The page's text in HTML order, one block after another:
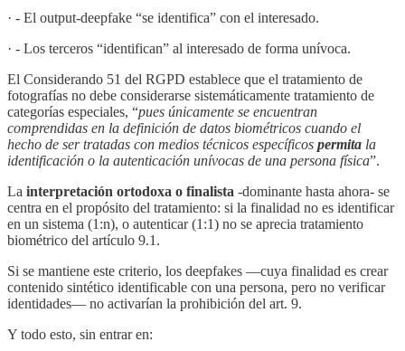
· - El output-deepfake “se identifica” con el interesado.
· - Los terceros “identifican” al interesado de forma unívoca.
El Considerando 51 del RGPD establece que el tratamiento de
fotografías no debe considerarse sistemáticamente tratamiento de
categorías especiales, “pues únicamente se encuentran
comprendidas en la definición de datos biométricos cuando el
hecho de ser tratadas con medios técnicos específicos permita la
identificación o la autenticación unívocas de una persona física”.
La interpretación ortodoxa o finalista -dominante hasta ahora- se
centra en el propósito del tratamiento: si la finalidad no es identificar
en un sistema (1:n), o autenticar (1:1) no se aprecia tratamiento
biométrico del artículo 9.1.
Si se mantiene este criterio, los deepfakes —cuya finalidad es crear
contenido sintético identificable con una persona, pero no verificar
identidades— no activarían la prohibición del art. 9.
Y todo esto, sin entrar en: